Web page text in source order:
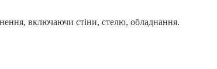
включаючи стіни, стелю, обладнання.